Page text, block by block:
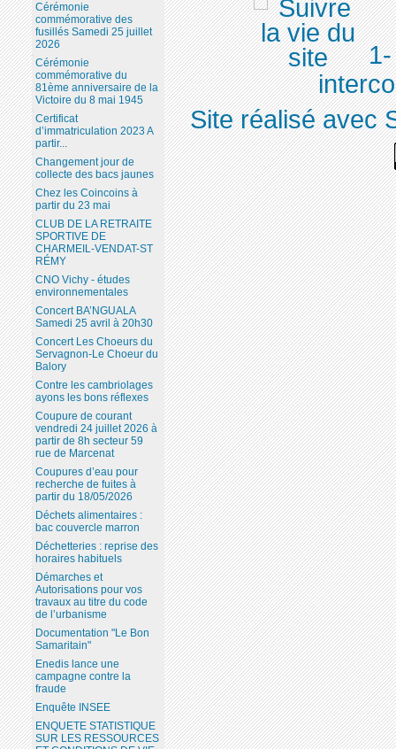
Cérémonie
commémorative des
fusillés Samedi 25 juillet
2026
Cérémonie
commémorative du
81ème anniversaire de la
Victoire du 8 mai 1945
Certificat
d’immatriculation 2023 A
partir...
Changement jour de
collecte des bacs jaunes
Chez les Coincoins à
partir du 23 mai
CLUB DE LA RETRAITE
SPORTIVE DE
CHARMEIL-VENDAT-ST
RÉMY
CNO Vichy - études
environnementales
Concert BA’NGUALA
Samedi 25 avril à 20h30
Concert Les Choeurs du
Servagnon-Le Choeur du
Balory
Contre les cambriolages
ayons les bons réflexes
Coupure de courant
vendredi 24 juillet 2026 à
partir de 8h secteur 59
rue de Marcenat
Coupures d’eau pour
recherche de fuites à
partir du 18/05/2026
Déchets alimentaires :
bac couvercle marron
Déchetteries : reprise des
horaires habituels
Démarches et
Autorisations pour vos
travaux au titre du code
de l’urbanisme
Documentation "Le Bon
Samaritain"
Enedis lance une
campagne contre la
fraude
Enquête INSEE
ENQUETE STATISTIQUE
SUR LES RESSOURCES
1-
Site réalisé avec